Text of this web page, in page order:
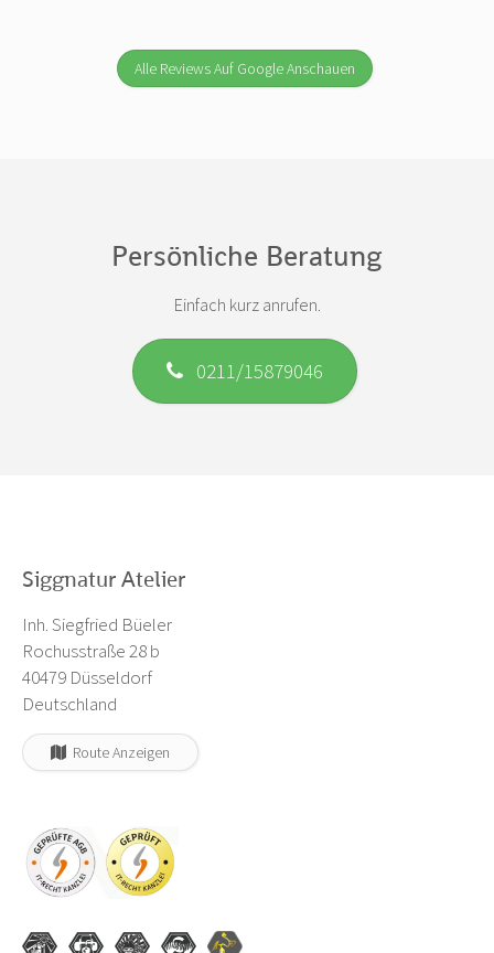
Alle Reviews Auf Google Anschauen
Persönliche Beratung
Einfach kurz anrufen.
0211/15879046
Siggnatur Atelier
Inh. Siegfried Büeler
Rochusstraße 28 b
40479 Düsseldorf
Deutschland
Route Anzeigen